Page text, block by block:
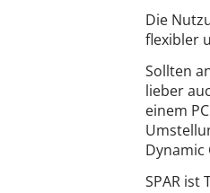
Die
flexibler
Sollten
lieber
einem
SPAR ist